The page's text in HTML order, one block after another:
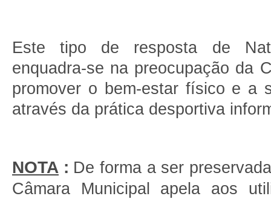
Este tipo de resposta de
enquadra-se na preocupação da
promover o bem-estar físico e a
através da prática desportiva
NOTA : De forma a ser
Câmara Municipal apela aos